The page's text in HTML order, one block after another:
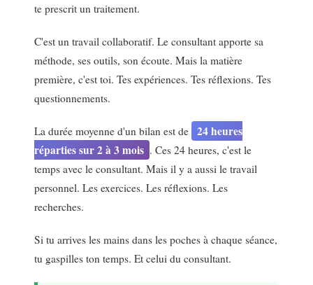
te prescrit un traitement.
C'est un travail collaboratif. Le consultant apporte sa
méthode, ses outils, son écoute. Mais la matière
première, c'est toi. Tes expériences. Tes réflexions. Tes
questionnements.
La durée moyenne d'un bilan est de 24 heures
réparties sur 2 à 3 mois . Ces 24 heures, c'est le
temps avec le consultant. Mais il y a aussi le travail
personnel. Les exercices. Les réflexions. Les
recherches.
Si tu arrives les mains dans les poches à chaque séance,
tu gaspilles ton temps. Et celui du consultant.